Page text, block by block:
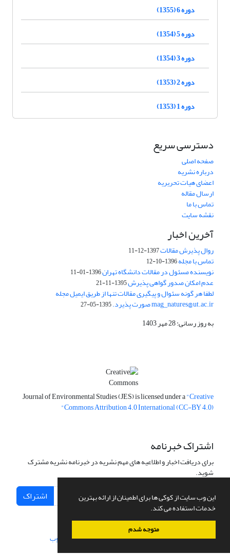
این وب سایت از کوکی ها برای اطمینان از ارائه بهترین
خدمات استفاده می کند.
متوجه شدم
دوره 6 (1355)
دوره 5 (1354)
دوره 3 (1354)
دوره 2 (1353)
دوره 1 (1353)
دسترسی سریع
صفحه اصلی
درباره نشریه
اعضای هیات تحریریه
ارسال مقاله
تماس با ما
نقشه سایت
آخرین اخبار
روال پذیرش مقالات1397-12-11
تماس با مجله1396-10-12
نویسنده مسئول در مقالات دانشگاه تهران1396-01-11
عدم امکان صدور گواهی پذیرش1395-11-21
لطفا هر گونه سئوال و پیگیری مقالات تنها از طریق ایمیل مجله
mag_natures@ut.ac.ir صورت پذیرد. 1395-05-27
به روز رسانی: 28 مهر 1403
Journal of Environmental Studies (JES) is licensed under a"Creative
Commons Attribution 4.0 International (CC-BY 4.0)"
اشتراک خبرنامه
برای دریافت اخبار و اطلاعیه های مهم نشریه در خبرنامه نشریه مشترک
شوید.
اشتراک
سامانه مدیریت نشریات علمی.طراحی و پیاده سازی از سیناوب